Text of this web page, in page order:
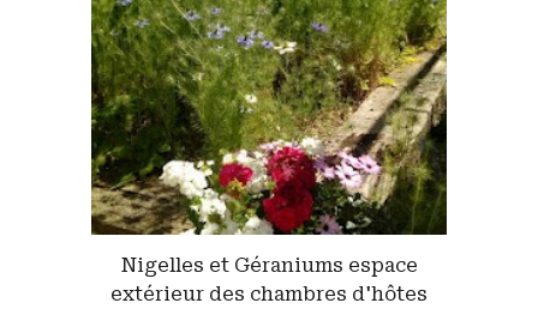
Nigelles et Géraniums espace
extérieur des chambres d'hôtes